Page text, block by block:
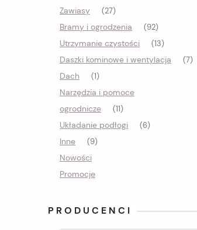
Zawiasy (27)
Bramy i ogrodzenia (92)
Utrzymanie czystości (13)
Daszki kominowe i wentylacja (7)
Dach (1)
Narzędzia i pomoce
ogrodnicze
(11)
Układanie podłogi (6)
Inne (9)
Nowości
Promocje
PRODUCENCI